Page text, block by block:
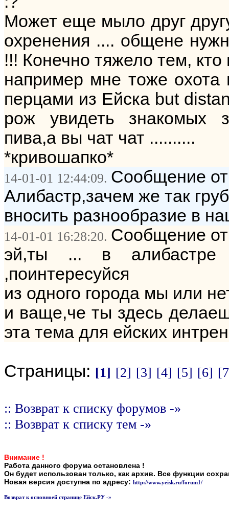
Может еще мыло друг
охренения .... общене
!!! Конечно тяжело тем,
например мне тоже охота
перцами из Ейска but
рож увидеть знакомых
пива,а вы чат чат ..........
*кривошапко*
14-01-01 12:44:09. Сообщение
Алибастр,зачем же так
вносить разнообразие в
14-01-01 16:28:20. Сообщение
эй,ты ... в алибастре
,поинтересуйся
из одного города мы или
и ваще,че ты здесь
эта тема для ейских
Страницы: [1] [2] [3] [4] [5] [6]
:: Возврат к списку форумов -»
:: Возврат к списку тем -»
Внимание !
Работа данного форума остановлена !
Он будет использован только, как архив. Все функции
Новая версия доступна по адресу: http://www.yeisk.ru/forum1/
Возврат к основноей странице Ейск.РУ -»